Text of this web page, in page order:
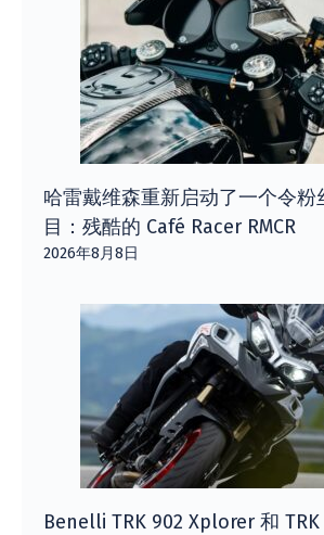
哈雷戴维森重新启动了一个令粉
目：残酷的 Café Racer RMCR
2026年8月8日
Benelli TRK 902 Xplorer 和 TRK